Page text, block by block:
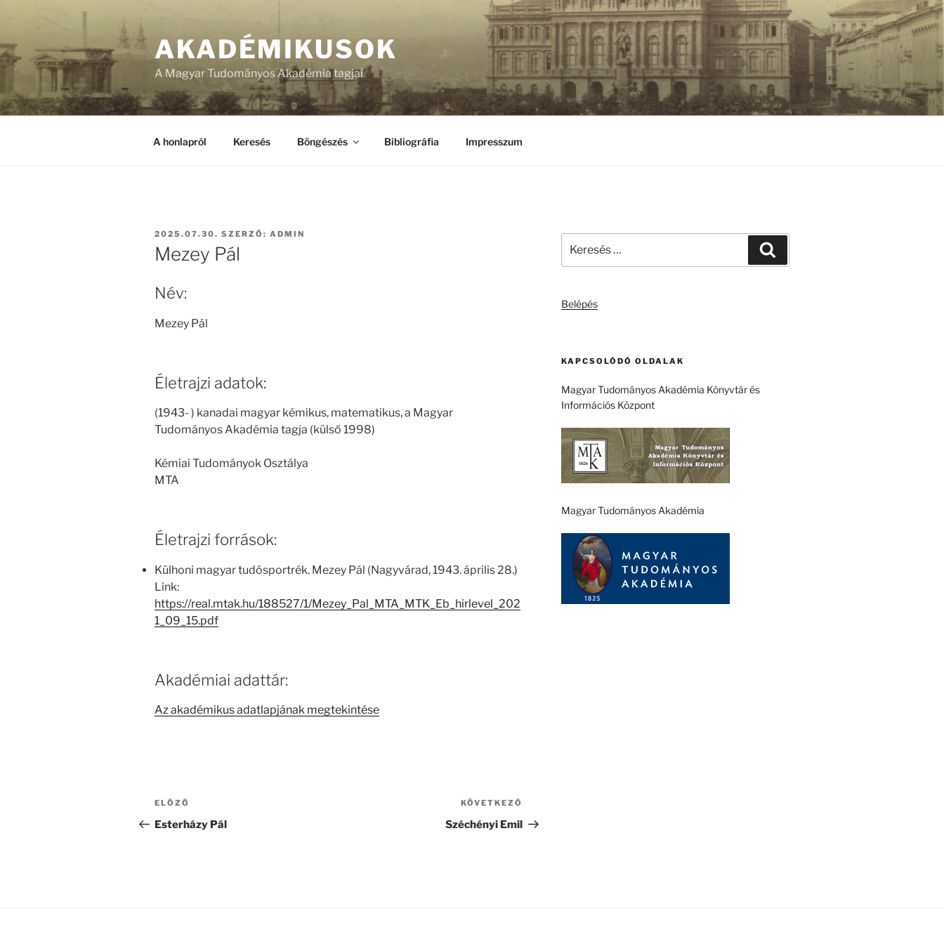
AKADÉMIKUSOK
A Magyar Tudományos Akadémia tagjai
A honlapról Keresés Böngészés Bibliográfia Impresszum
BEKÜLDVE:
2025.07.30. SZERZŐ: ADMIN
Mezey Pál
Név:
Mezey Pál
Életrajzi adatok:
(1943- ) kanadai magyar kémikus, matematikus, a Magyar
Tudományos Akadémia tagja (külső 1998)
Kémiai Tudományok Osztálya
MTA
Életrajzi források:
Külhoni magyar tudósportrék. Mezey Pál (Nagyvárad, 1943. április 28.)
Link:
https://real.mtak.hu/188527/1/Mezey_Pal_MTA_MTK_Eb_hirlevel_202
1_09_15.pdf
Akadémiai adattár:
Az akadémikus adatlapjának megtekintése
Bejegyzés
navigáció
Korábbi
bejegyzés
ELŐZŐ
Esterházy Pál
bejegyzés
KÖVETKEZŐ
Széchényi Emil
következő
Belépés
KAPCSOLÓDÓ OLDALAK
Magyar Tudományos Akadémia Könyvtár és
Információs Központ
Magyar Tudományos Akadémia